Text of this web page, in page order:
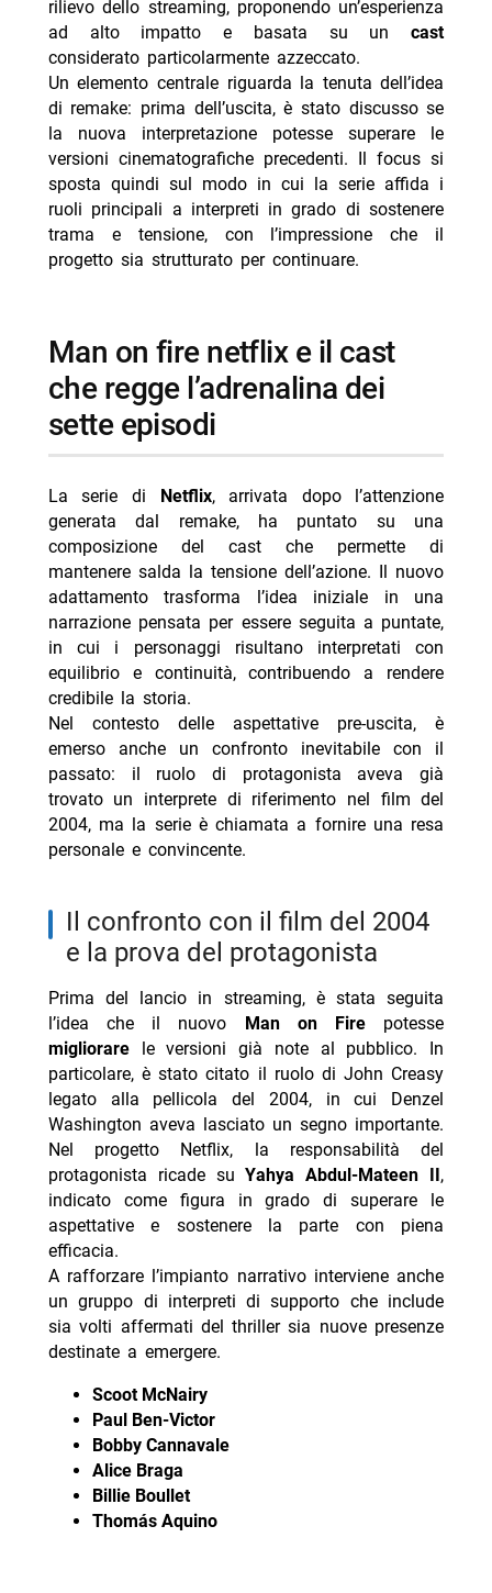
-- Scopri di più da Jump the shark
-- RispondiAnnulla risposta
- Outer Banks 5 stagione finale dal 20 agosto Netflix
- J. Edgar dal 13 agosto su Netflix: biopic Eastwood
- The Last House dal 7 agosto su Netflix: trama e
cast
- Don’t Say Good Luck: il film Netflix dal 14 agosto
rilievo dello streaming, proponendo un’esperienza
ad alto impatto e basata su uncast
considerato particolarmente azzeccato.
Un elemento centrale riguarda la tenuta dell’idea
di remake: prima dell’uscita, è stato discusso se
la nuova interpretazione potesse superare le
versioni cinematografiche precedenti. Il focus si
sposta quindi sul modo in cui la serie affida i
ruoli principali a interpreti in grado di sostenere
trama e tensione, con l’impressione che il
progetto sia strutturato per continuare.
man on fire netflix e il cast
che regge l’adrenalina dei
sette episodi
La serie di Netflix, arrivata dopo l’attenzione
generata dal remake, ha puntato su una
composizione del cast che permette di
mantenere salda la tensione dell’azione. Il nuovo
adattamento trasforma l’idea iniziale in una
narrazione pensata per essere seguita a puntate,
in cui i personaggi risultano interpretati con
equilibrio e continuità, contribuendo a rendere
credibile la storia.
Nel contesto delle aspettative pre-uscita, è
emerso anche un confronto inevitabile con il
passato: il ruolo di protagonista aveva già
trovato un interprete di riferimento nel film del
2004, ma la serie è chiamata a fornire una resa
personale e convincente.
il confronto con il film del 2004
e la prova del protagonista
Prima del lancio in streaming, è stata seguita
l’idea che il nuovo Man on Firepotesse
migliorarele versioni già note al pubblico. In
particolare, è stato citato il ruolo di John Creasy
legato alla pellicola del 2004, in cui Denzel
Washington aveva lasciato un segno importante.
Nel progetto Netflix, la responsabilità del
protagonista ricade suYahya Abdul-Mateen II,
indicato come figura in grado di superare le
aspettative e sostenere la parte con piena
efficacia.
A rafforzare l’impianto narrativo interviene anche
un gruppo di interpreti di supporto che include
sia volti affermati del thriller sia nuove presenze
destinate a emergere.
Scoot McNairy
Paul Ben-Victor
Bobby Cannavale
Alice Braga
Billie Boullet
Thomás Aquino